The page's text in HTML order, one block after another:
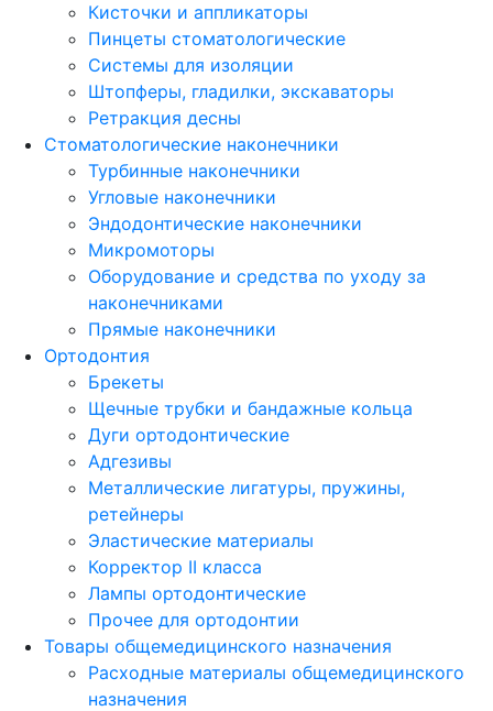
Кисточки и аппликаторы
Пинцеты стоматологические
Системы для изоляции
Штопферы, гладилки, экскаваторы
Ретракция десны
Стоматологические наконечники
Турбинные наконечники
Угловые наконечники
Эндодонтические наконечники
Микромоторы
Оборудование и средства по уходу за
наконечниками
Прямые наконечники
Ортодонтия
Брекеты
Щечные трубки и бандажные кольца
Дуги ортодонтические
Адгезивы
Металлические лигатуры, пружины,
ретейнеры
Эластические материалы
Корректор II класса
Лампы ортодонтические
Прочее для ортодонтии
Товары общемедицинского назначения
Расходные материалы общемедицинского
назначения